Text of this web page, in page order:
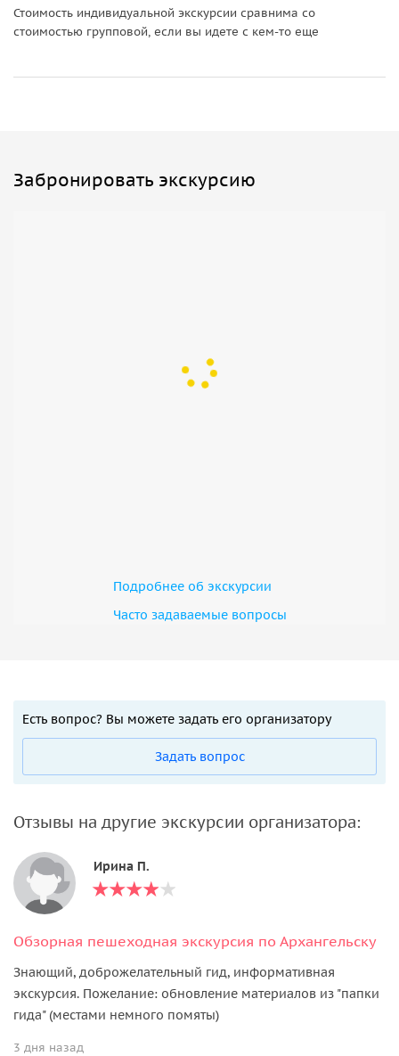
мы просим вас внести предоплату в размере 20% на сайте
Спутник-8.
Стоимость индивидуальной экскурсии сравнима со
стоимостью групповой, если вы идете с кем-то еще
Забронировать экскурсию
Подробнее об экскурсии
Часто задаваемые вопросы
Есть вопрос? Вы можете задать его организатору
Задать вопрос
Отзывы на другие экскурсии организатора:
Ирина П.
Обзорная пешеходная экскурсия по Архангельску
Знающий, доброжелательный гид, информативная
экскурсия. Пожелание: обновление материалов из "папки
гида" (местами немного помяты)
3 дня назад